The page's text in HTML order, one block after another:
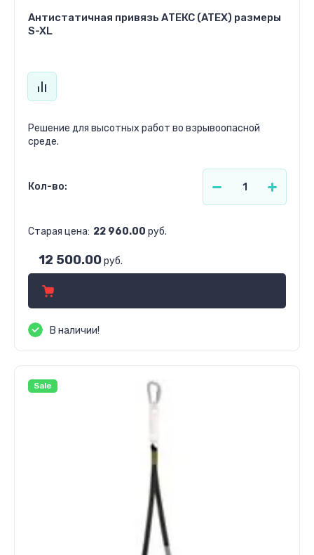
Антистатичная привязь АТЕКС (ATEX) размеры
S-XL
Решение для высотных работ во взрывоопасной
среде.
Кол-во:
Старая цена: 22 960.00 руб.
12 500.00руб.
В наличии!
Sale